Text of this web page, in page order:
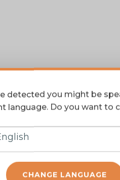
detected you might be
language. Do you want to
CHANGE LANGUAGE